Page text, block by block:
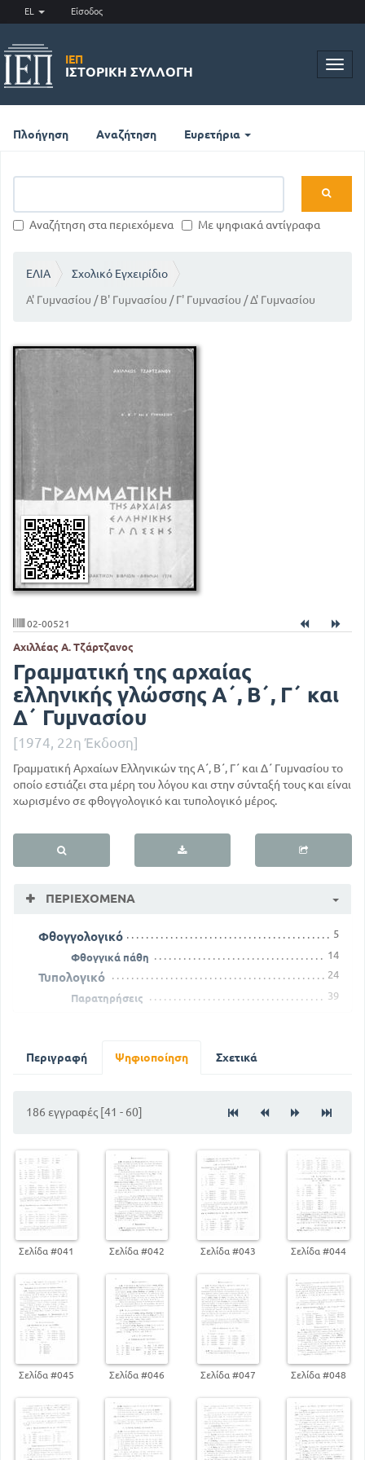
EL Είσοδος
ΙΕΠ
ΙΣΤΟΡΙΚΉ ΣΥΛΛΟΓΉ
Πλοήγηση Αναζήτηση Ευρετήρια
Αναζήτηση στα περιεχόμενα Με ψηφιακά αντίγραφα
ΕΛΙΑ
Σχολικό Εγχειρίδιο
Α' Γυμνασίου / Β' Γυμνασίου / Γ' Γυμνασίου / Δ' Γυμνασίου
02-00521
Αχιλλέας Α. Τζάρτζανος
Γραμματική της αρχαίας
ελληνικής γλώσσης Α΄, Β΄, Γ΄ και
Δ΄ Γυμνασίου
[1974, 22η Έκδοση]
Γραμματική Αρχαίων Ελληνικών της Α΄, Β΄, Γ΄ και Δ΄ Γυμνασίου το
οποίο εστιάζει στα μέρη του λόγου και στην σύνταξή τους και είναι
χωρισμένο σε φθογγολογικό και τυπολογικό μέρος.
ΠΕΡΙΕΧΌΜΕΝΑ
Φθογγολογικό 5
Φθογγικά πάθη 14
Τυπολογικό 24
Παρατηρήσεις
39
Κλίση των μετοχών
Γενικές παρατηρήσεις στο σχηματισμό των χρόνων
104
Δεύτεροι χρόνοι των ρημάτων
116
Ανώμαλα ρήματα κατά τον σχηματισμό ή τη
σημασία των χρόνων
142
Άκλιτα μέρη του λόγου
Ετυμολογικό 148
Παράγωγα επίθετα
155
167
Περιγραφή Ψηφιοποίηση Σχετικά
186 εγγραφές [41 - 60]
Σελίδα #041 Σελίδα #042 Σελίδα #043 Σελίδα #044
Σελίδα #045 Σελίδα #046 Σελίδα #047 Σελίδα #048